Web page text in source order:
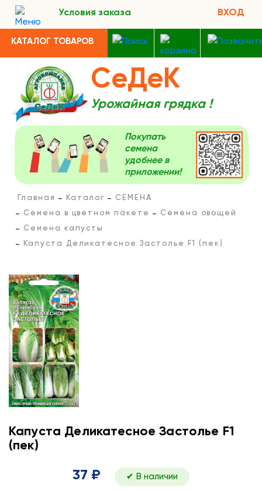
Условия заказа ВХОД
КАТАЛОГ ТОВАРОВ
СеДеК
Урожайная грядка !
Покупать
семена
удобнее в
приложении!
Главная Каталог
СЕМЕНА
Семена в цветном пакете
Семена овощей
Семена капусты
Капуста Деликатесное Застолье F1 (пек)
Капуста Деликатесное Застолье F1
(пек)
37 ₽ ✔ В наличии